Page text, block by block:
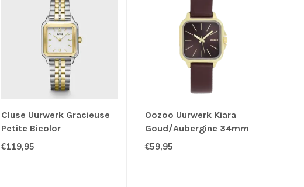
Cluse Uurwerk Gracieuse
Petite Bicolor
€119,95
Oozoo Uurwerk Kiara
Goud/Aubergine 34mm
€59,95